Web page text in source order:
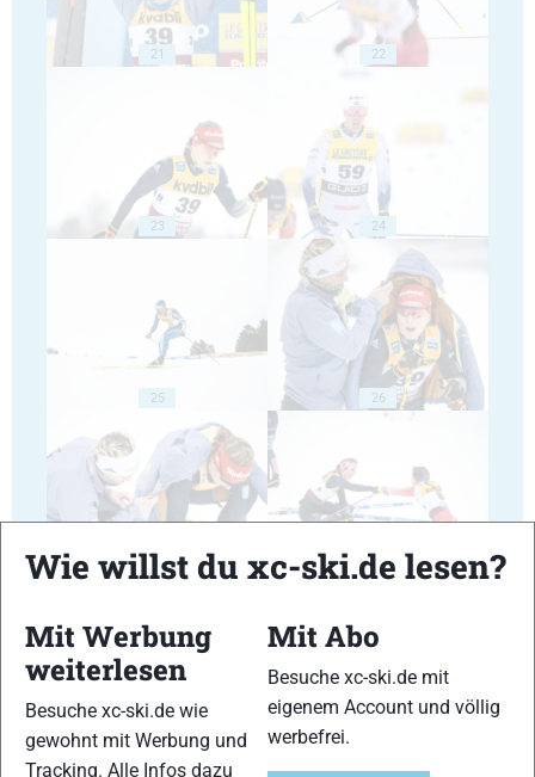
21 22
23 24
25 26
27 28
29
Wie willst du xc-ski.de lesen?
Mit Werbung
weiterlesen
Besuche xc-ski.de wie
gewohnt mit Werbung und
Tracking. Alle Infos dazu
Mit Abo
Besuche xc-ski.de mit
eigenem Account und völlig
werbefrei.